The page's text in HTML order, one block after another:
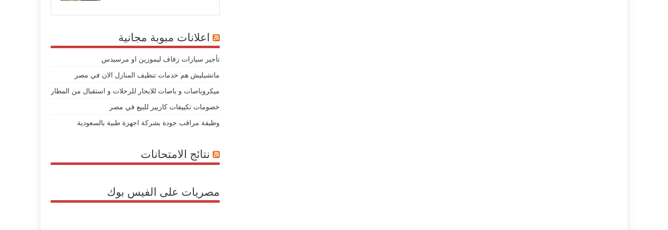
اعلانات مبوبة مجانية
تأجير سيارات زفاف ليموزين او مرسيدس
ماتشيليش هم خدمات تنظيف المنازل الان في مصر
ميكروباصات و باصات للايجار للرحلات و استقبال من المطار
خصومات تكييفات كاريير للبيع في مصر
وظيفة مراقب جودة بشركة اجهزة طبية بالسعودية
نتائج الامتحانات
مصريات على الفيس بوك